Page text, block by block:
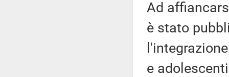
Ad
è stato
e